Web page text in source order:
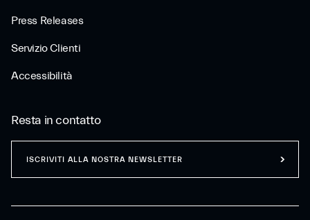
Press Releases
Servizio Clienti
Accessibilità
Resta in contatto
ISCRIVITI ALLA NOSTRA NEWSLETTER